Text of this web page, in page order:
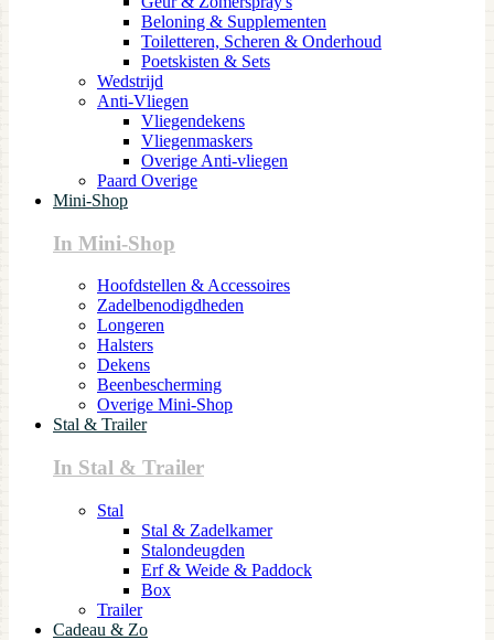
Beloning & Supplementen
Toiletteren, Scheren & Onderhoud
Poetskisten & Sets
Wedstrijd
Anti-Vliegen
Vliegendekens
Vliegenmaskers
Overige Anti-vliegen
Paard Overige
Mini-Shop
In Mini-Shop
Hoofdstellen & Accessoires
Zadelbenodigdheden
Longeren
Halsters
Dekens
Beenbescherming
Overige Mini-Shop
Stal & Trailer
In Stal & Trailer
Stal
Stal & Zadelkamer
Stalondeugden
Erf & Weide & Paddock
Box
Trailer
Cadeau & Zo